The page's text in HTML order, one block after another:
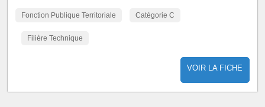
Fonction Publique Territoriale Catégorie C
Filière Technique
VOIR LA FICHE